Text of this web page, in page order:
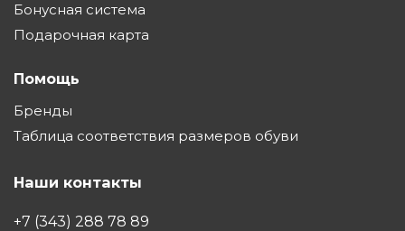
Бонусная система
Подарочная карта
Помощь
Бренды
Таблица соответствия размеров обуви
Наши контакты
+7 (343) 288 78 89